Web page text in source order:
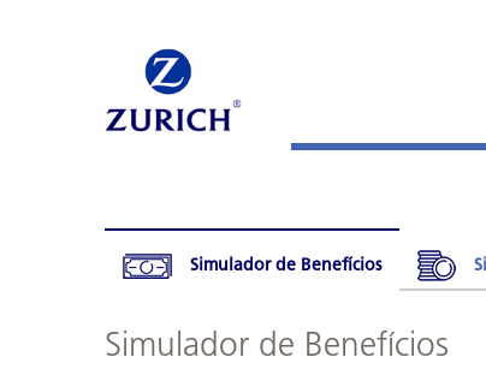
Simulador de Benefícios
Simulador de Benefícios